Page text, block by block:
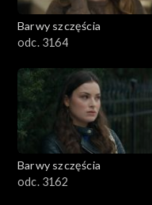
Barwy szczęścia
odc. 3164
Barwy szczęścia
odc. 3162